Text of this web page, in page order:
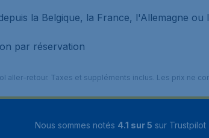
la Belgique, la France, l'Allemagne ou
par réservation
aller-retour. Taxes et suppléments inclus. Les prix ne
Nous sommes notés 4.1 sur 5 sur Trustpilot